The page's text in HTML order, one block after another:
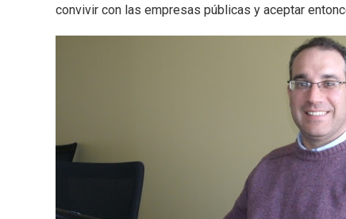
convivir con las empresas públicas y aceptar